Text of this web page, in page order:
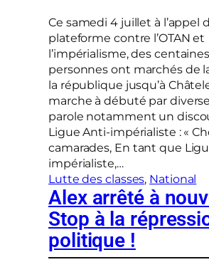
Ce samedi 4 juillet à l’appel
plateforme contre l’OTAN et
l’impérialisme, des
personnes ont marchés de
la république jusqu’à
marche à débuté par
parole notamment un
Ligue Anti-impérialiste : «
camarades, En tant que
impérialiste,…
Lutte des classes, National
Alex arrêté à
Stop à la
politique !